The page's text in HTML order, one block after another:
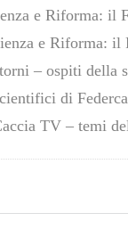
e Riforma: il
e Riforma:
– ospiti della
di
TV – temi